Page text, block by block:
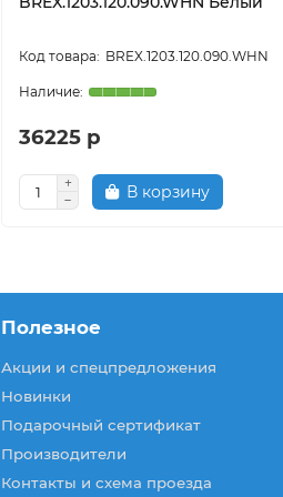
BREX.1203.120.090.WHN
36225 р
В корзину
Полезное
Акции и спецпредложения
Новинки
Подарочный сертификат
Производители
Контакты и схема проезда